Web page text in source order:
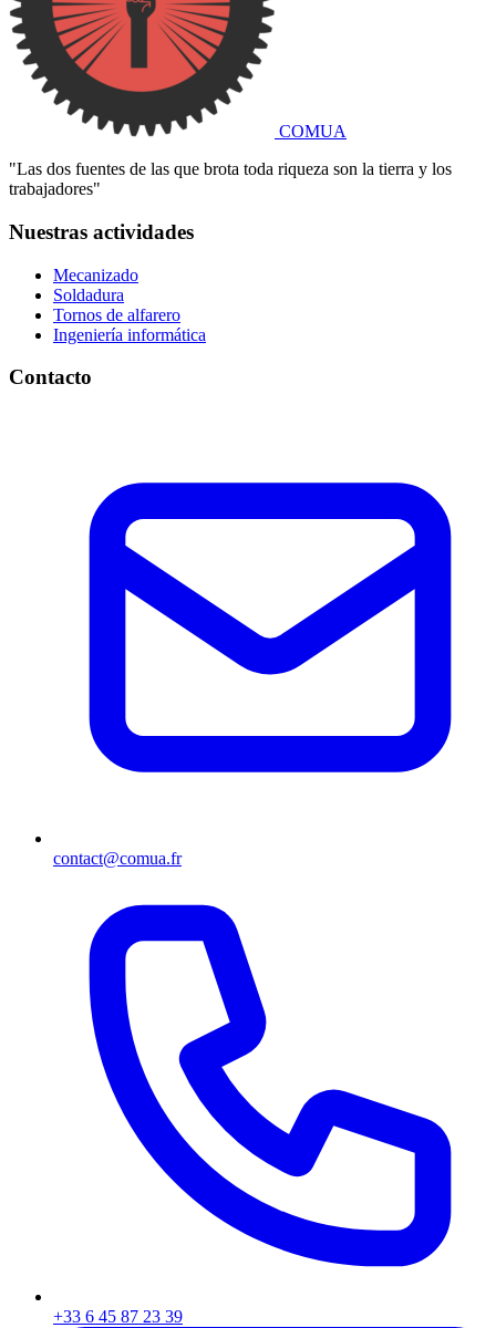
COMUA
"Las dos fuentes de las que brota toda riqueza son la tierra y los
trabajadores"
Nuestras actividades
Mecanizado
Soldadura
Tornos de alfarero
Ingeniería informática
Contacto
contact@comua.fr
+33 6 45 87 23 39